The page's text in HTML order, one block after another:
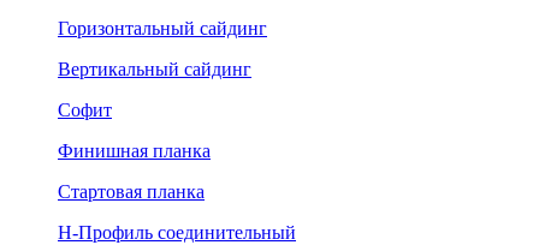
Горизонтальный сайдинг
Вертикальный сайдинг
Софит
Финишная планка
Стартовая планка
Н-Профиль соединительный